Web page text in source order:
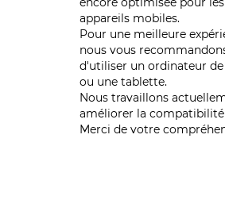
appareils mobiles.
Pour une meilleure
nous vous
d'utiliser un ordinateur de
ou une tablette.
Nous travaillons
améliorer la
Merci de votre